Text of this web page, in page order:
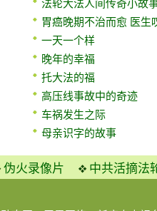
法轮大法人间传奇小故
胃癌晚期不治而愈 医生
一天一个样
晚年的幸福
托大法的福
高压线事故中的奇迹
车祸发生之际
母亲识字的故事
伪火录像片 中共活摘法